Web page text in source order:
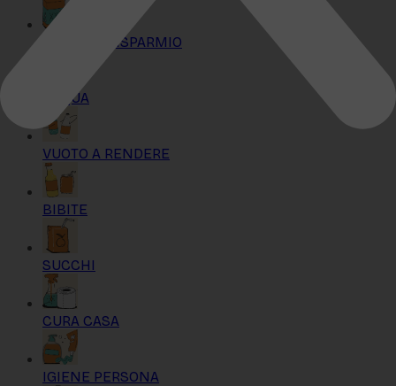
KIT MAXI RISPARMIO
ACQUA
VUOTO A RENDERE
BIBITE
SUCCHI
CURA CASA
IGIENE PERSONA